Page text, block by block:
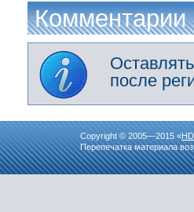
Комментарии
после
Copyright © 2005—2015 «
Перепечатка материала